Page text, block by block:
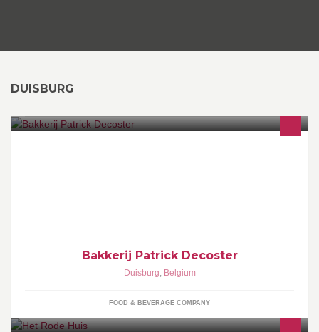
DUISBURG
Bakkerij Patrick Decoster
Duisburg, Belgium
FOOD & BEVERAGE COMPANY